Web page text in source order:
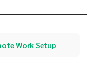
Work Setup